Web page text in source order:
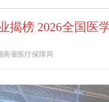
揭榜 2026全国医
南省医疗保障局